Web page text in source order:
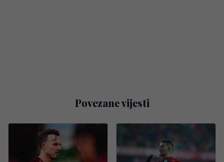
Povezane vijesti